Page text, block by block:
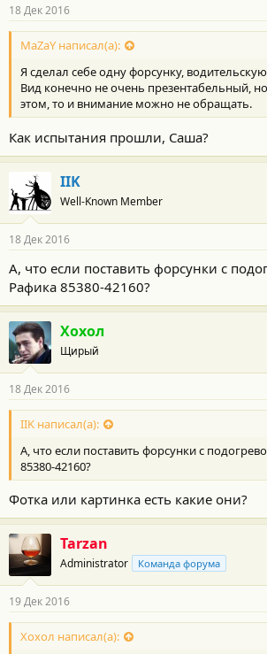
18 Дек 2016
MaZaY написал(а):
Я сделал себе одну форсунку,
Вид конечно не очень презентабельный,
этом, то и внимание можно не обращать.
Как испытания прошли, Саша?
IIK
Well-Known Member
18 Дек 2016
А, что если поставить форсунки с
Рафика 85380-42160?
Хохол
Щирый
18 Дек 2016
IIK написал(а):
А, что если поставить форсунки с
85380-42160?
Фотка или картинка есть какие они?
Tarzan
Administrator Команда форума
19 Дек 2016
Хохол написал(а):